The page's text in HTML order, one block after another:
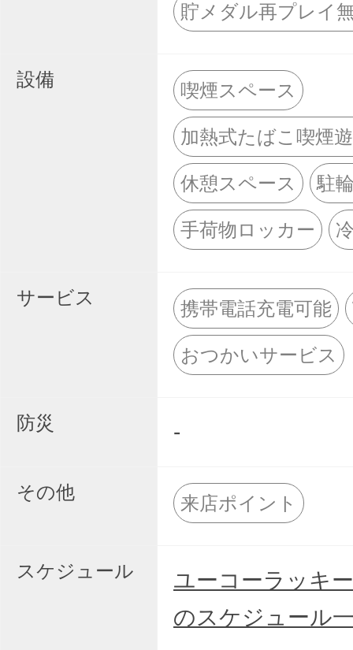
貯メダル再プレイ
設備
喫煙スペース
加熱式たばこ喫煙
休憩スペース 駐
手荷物ロッカー
サービス
携帯電話充電可能
おつかいサービス
防災 -
その他
来店ポイント
スケジュール
ユーコーラッキ
のスケジュール